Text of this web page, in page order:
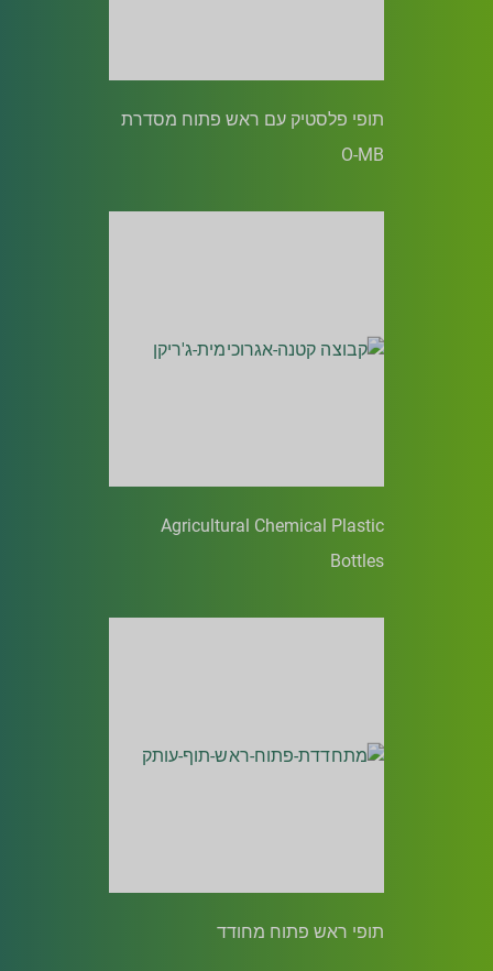
תופי פלסטיק עם ראש פתוח מסדרת
O-MB
Agricultural Chemical Plastic
Bottles
תופי ראש פתוח מחודד